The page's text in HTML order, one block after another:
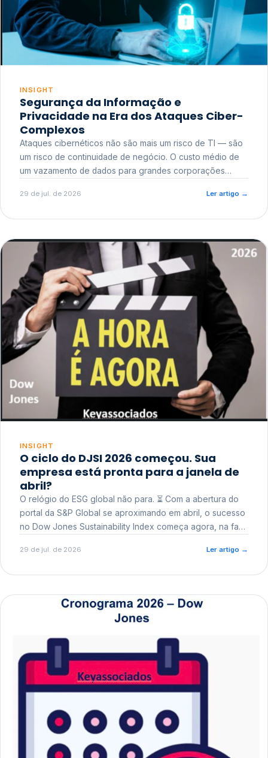
INSIGHT
Segurança da Informação e
Privacidade na Era dos Ataques Ciber-
Complexos
Ataques cibernéticos não são mais um risco de TI — são
um risco de continuidade de negócio. O custo médio de
um vazamento de dados para grandes corporações
reputacional e o risco regulatório junto a órgãos como a
29 de jul. de 2026 Ler artigo →
INSIGHT
O ciclo do DJSI 2026 começou. Sua
empresa está pronta para a janela de
abril?
O relógio do ESG global não para. ⏳ Com a abertura do
portal da S&P Global se aproximando em abril, o sucesso
no Dow Jones Sustainability Index começa agora, na fase
29 de jul. de 2026 Ler artigo →